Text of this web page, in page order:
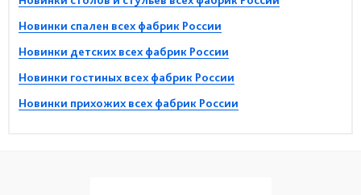
Новинки спален всех фабрик России
Новинки детских всех фабрик России
Новинки гостиных всех фабрик России
Новинки прихожих всех фабрик России